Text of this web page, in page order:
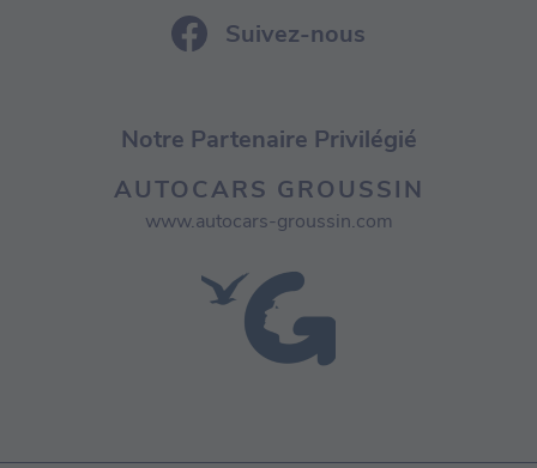
Suivez-nous
Notre Partenaire Privilégié
AUTOCARS GROUSSIN
www.autocars-groussin.com